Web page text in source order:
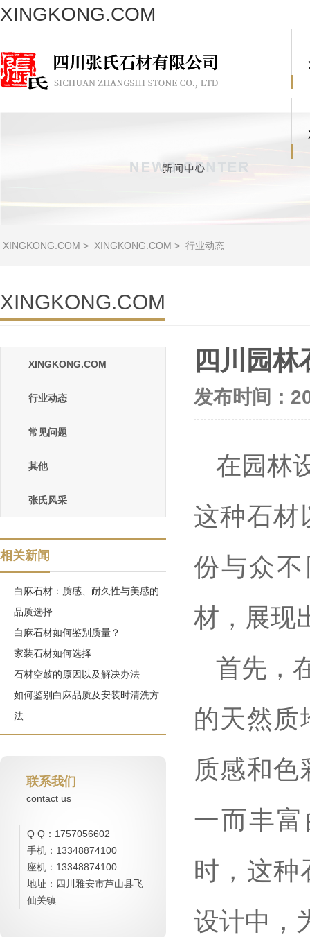
XINGKONG.COM
XINGKONG.COM > XINGKONG.COM > 行业动态
XINGKONG.COM
XINGKONG.COM
行业动态
常见问题
其他
张氏风采
相关新闻
白麻石材：质感、耐久性与美感的
品质选择
白麻石材如何鉴别质量？
家装石材如何选择
石材空鼓的原因以及解决办法
如何鉴别白麻品质及安装时清洗方
法
联系我们
contact us
Q Q：1757056602
手机：13348874100
座机：13348874100
地址：四川雅安市芦山县飞
仙关镇
四川园
发布时间：
在园林
这种石材
份与众
材，展现
首先，
的天然质
质感和色
一而丰
时，这种
设计中，